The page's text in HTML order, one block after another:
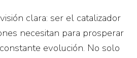
clara: ser el catalizador
necesitan para prosperar
evolución. No solo